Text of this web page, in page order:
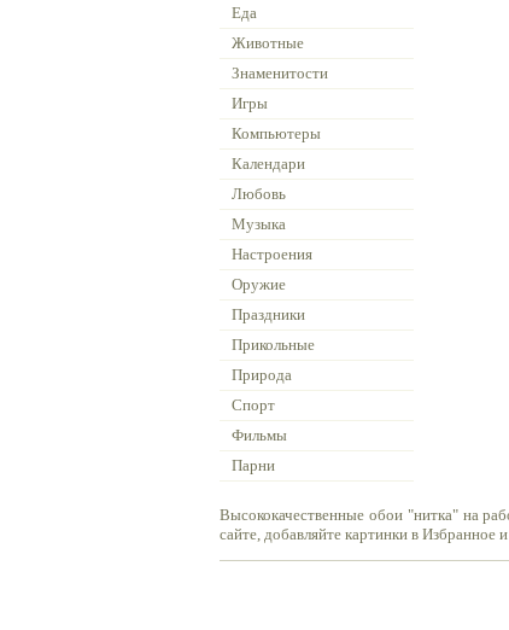
Еда
Животные
Знаменитости
Игры
Компьютеры
Календари
Любовь
Музыка
Настроения
Оружие
Праздники
Прикольные
Природа
Спорт
Фильмы
Парни
Высококачественные обои "нитка" на
сайте, добавляйте картинки в Избранное